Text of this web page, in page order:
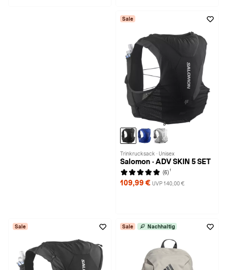
Sale
Trinkrucksack · Unisex
Salomon · ADV SKIN 5 SET
(6) 1
109,99 € UVP 140,00 €
Sale Sale Nachhaltig